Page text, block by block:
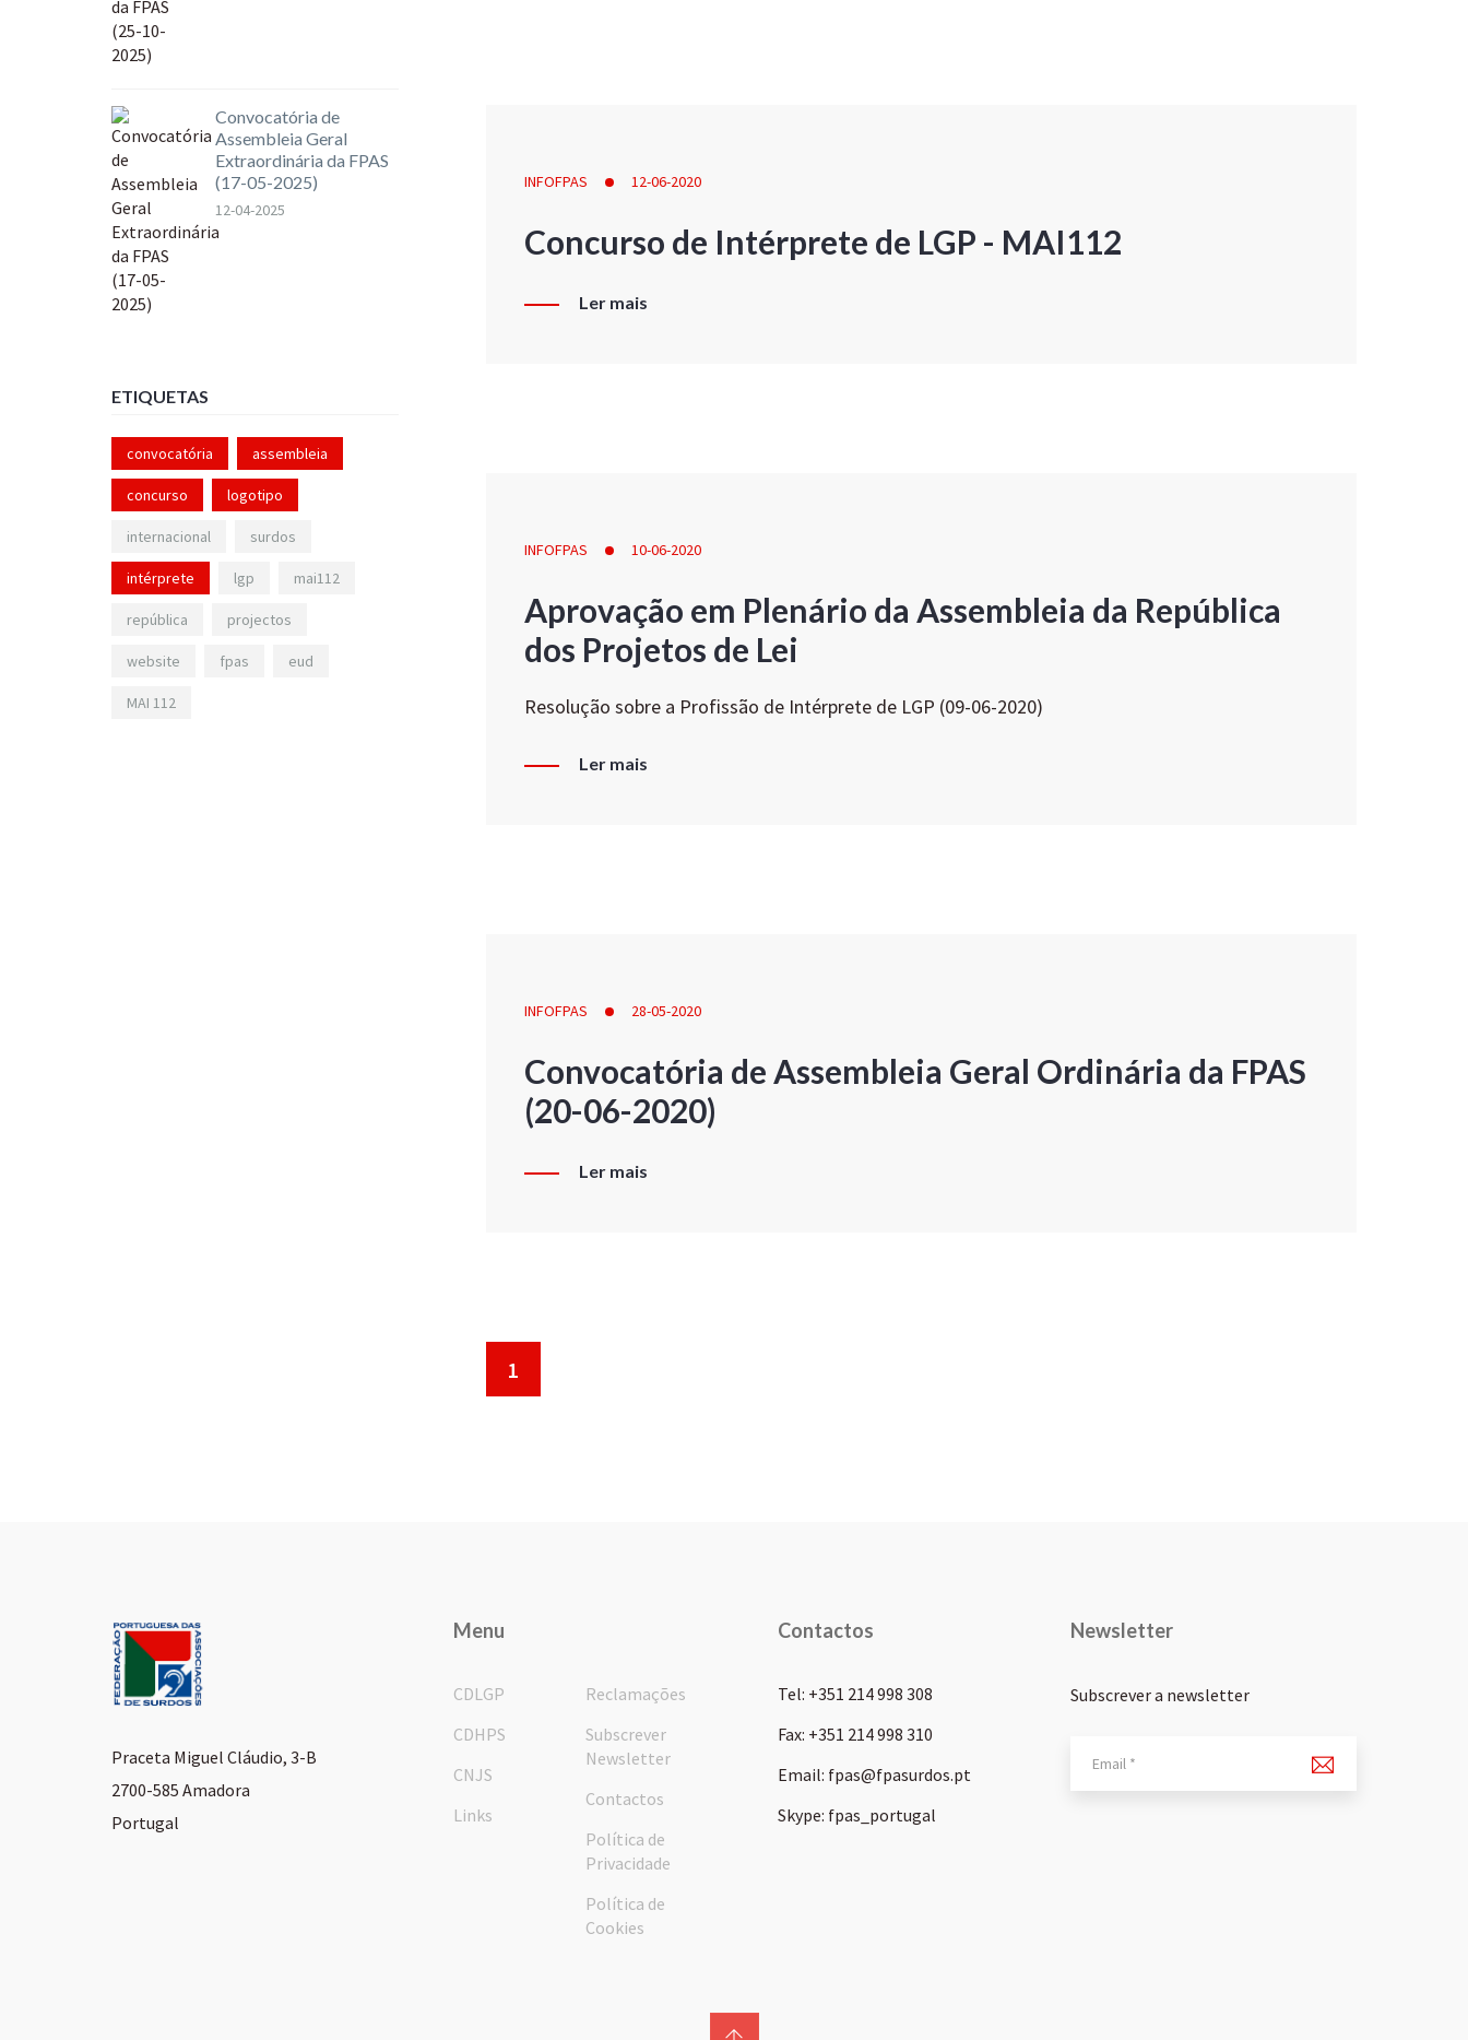
INFOFPAS 12-06-2020
Concurso de Intérprete de LGP - MAI112
Ler mais
INFOFPAS 10-06-2020
Aprovação em Plenário da Assembleia da República
dos Projetos de Lei
Resolução sobre a Profissão de Intérprete de LGP (09-06-2020)
Ler mais
INFOFPAS 28-05-2020
Convocatória de Assembleia Geral Ordinária da FPAS
(20-06-2020)
Ler mais
1
Convocatória de
Assembleia Geral
Extraordinária da FPAS
(17-05-2025)
12-04-2025
ETIQUETAS
convocatória assembleia
concurso logotipo
internacional surdos
intérprete lgp mai112
república projectos
website fpas eud
MAI 112
Praceta Miguel Cláudio, 3-B
2700-585 Amadora
Portugal
Menu
CDLGP
CDHPS
CNJS
Links
Reclamações
Subscrever
Newsletter
Contactos
Política de
Privacidade
Política de
Cookies
Contactos
Tel: +351 214 998 308
Fax: +351 214 998 310
Email: fpas@fpasurdos.pt
Skype: fpas_portugal
Newsletter
Subscrever a newsletter